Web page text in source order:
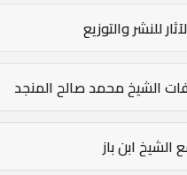
للنشر والتوزيع
الشيخ محمد صالح المنجد
الشيخ ابن باز